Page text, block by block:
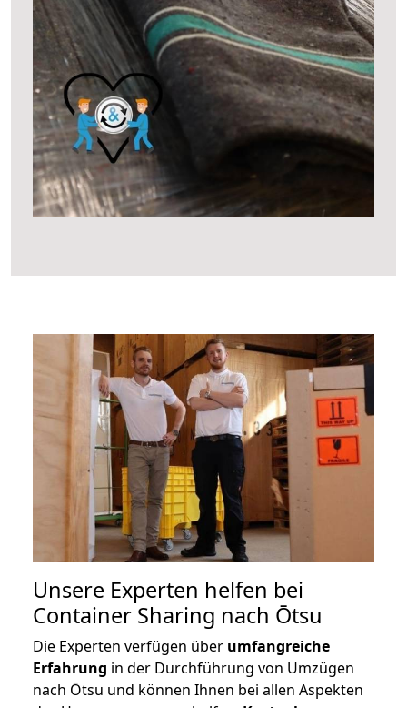
Unsere Experten helfen bei
Container Sharing nach Ōtsu
Die Experten verfügen über umfangreiche
Erfahrung in der Durchführung von Umzügen
nach Ōtsu und können Ihnen bei allen Aspekten